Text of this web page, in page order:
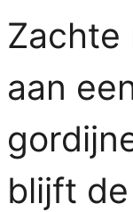
Zachte
aan
blijft